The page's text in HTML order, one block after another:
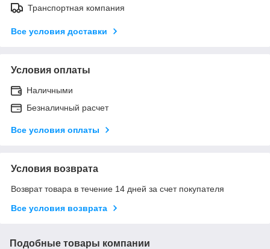
Транспортная компания
Все условия доставки
Условия оплаты
Наличными
Безналичный расчет
Все условия оплаты
Условия возврата
Возврат товара в течение 14 дней за счет покупателя
Все условия возврата
Подобные товары компании